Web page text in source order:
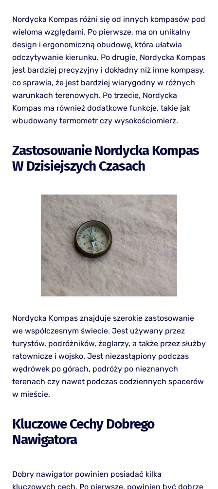
Nordycka Kompas różni się od innych kompasów pod
wieloma względami. Po pierwsze, ma on unikalny
design i ergonomiczną obudowę, która ułatwia
odczytywanie kierunku. Po drugie, Nordycka Kompas
jest bardziej precyzyjny i dokładny niż inne kompasy,
co sprawia, że jest bardziej wiarygodny w różnych
warunkach terenowych. Po trzecie, Nordycka
Kompas ma również dodatkowe funkcje, takie jak
wbudowany termometr czy wysokościomierz.
Zastosowanie Nordycka Kompas
W Dzisiejszych Czasach
Nordycka Kompas znajduje szerokie zastosowanie
we współczesnym świecie. Jest używany przez
turystów, podróżników, żeglarzy, a także przez służby
ratownicze i wojsko. Jest niezastąpiony podczas
wędrówek po górach, podróży po nieznanych
terenach czy nawet podczas codziennych spacerów
w mieście.
Kluczowe Cechy Dobrego
Nawigatora
Dobry nawigator powinien posiadać kilka
kluczowych cech. Po pierwsze, powinien być dobrze